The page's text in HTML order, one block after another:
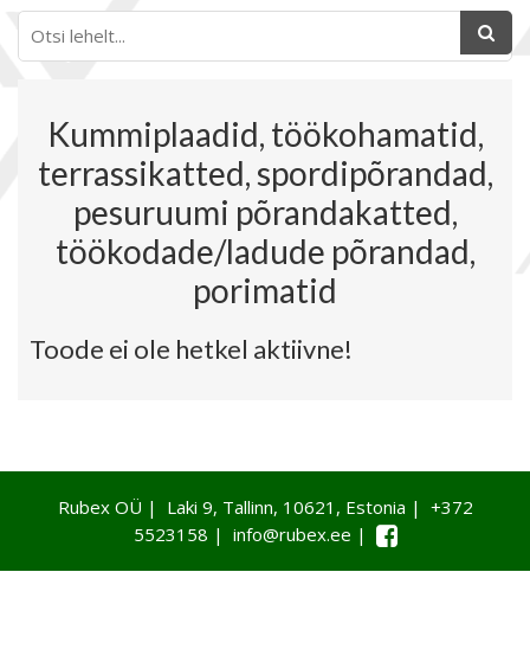
Kummiplaadid, töökohamatid,
terrassikatted, spordipõrandad,
pesuruumi põrandakatted,
töökodade/ladude põrandad,
porimatid
Toode ei ole hetkel aktiivne!
Rubex OÜ | Laki 9, Tallinn, 10621, Estonia | +372
5523158 | info@rubex.ee |